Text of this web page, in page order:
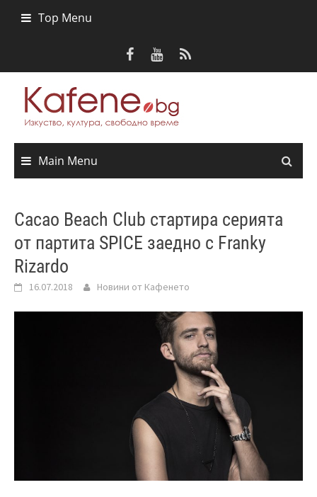
Top Menu
Main Menu
Cacao Beach Club стартира серията
от партита SPICE заедно с Franky
Rizardo
16.07.2018 Новини от Кафенето